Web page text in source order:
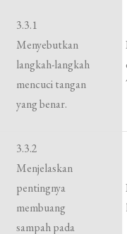
3.3.1
Menyebutkan
langkah-langkah
mencuci tangan
yang benar.
3.3.2
Menjelaskan
pentingnya
membuang
sampah pada